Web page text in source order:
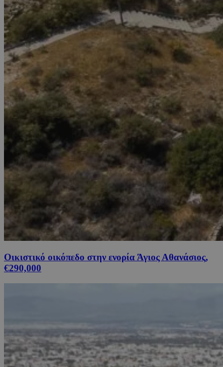
Οικιστικό οικόπεδο στην ενορία Άγιος Αθανάσιος,
€290,000